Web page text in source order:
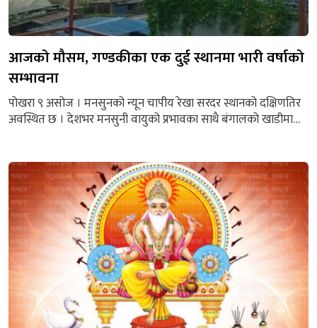
आजको मौसम, गण्डकीका एक दुई स्थानमा भारी वर्षाको
सम्भावना
पोखरा ९ असोज । मनसुनको न्यून चापीय रेखा सरदर स्थानको दक्षिणतिर
अवस्थित छ । देशभर मनसुनी वायुको प्रभावका साथै बंगालको खाडीमा
आंशिकदेखि साधारणतया बदली रहेको छ । गण्डकी, कोशी,
मधेश,बागमती, लुम्बिनी प्रदेशका केही र सुदुरपश्चिम प्रदेशका एक–दुई
स्थानमा...